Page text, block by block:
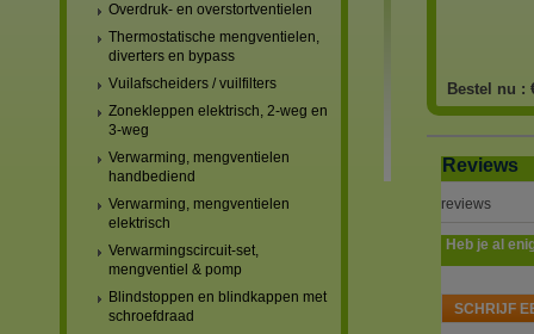
Overdruk- en overstortventielen
Thermostatische mengventielen,
diverters en bypass
Vuilafscheiders / vuilfilters
Zonekleppen elektrisch, 2-weg en
3-weg
Verwarming, mengventielen
handbediend
Verwarming, mengventielen
elektrisch
Verwarmingscircuit-set,
mengventiel & pomp
Blindstoppen en blindkappen met
schroefdraad
Bestel nu :
Reviews
reviews
Heb je al
SCHRIJF